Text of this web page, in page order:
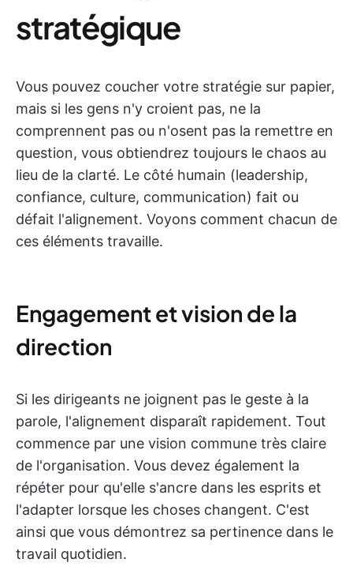
stratégique
Vous pouvez coucher votre stratégie sur papier,
mais si les gens n'y croient pas, ne la
comprennent pas ou n'osent pas la remettre en
question, vous obtiendrez toujours le chaos au
lieu de la clarté. Le côté humain (leadership,
confiance, culture, communication) fait ou
défait l'alignement. Voyons comment chacun de
ces éléments travaille.
Engagement et vision de la
direction
Si les dirigeants ne joignent pas le geste à la
parole, l'alignement disparaît rapidement. Tout
commence par une vision commune très claire
de l'organisation. Vous devez également la
répéter pour qu'elle s'ancre dans les esprits et
l'adapter lorsque les choses changent. C'est
ainsi que vous démontrez sa pertinence dans le
travail quotidien.